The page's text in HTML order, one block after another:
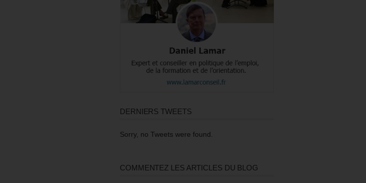
DERNIERS TWEETS
Sorry, no Tweets were found.
COMMENTEZ LES ARTICLES DU BLOG